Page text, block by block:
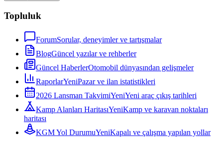
Topluluk
ForumSorular, deneyimler ve tartışmalar
BlogGüncel yazılar ve rehberler
Güncel HaberlerOtomobil dünyasından gelişmeler
RaporlarYeniPazar ve ilan istatistikleri
2026 Lansman TakvimiYeniYeni araç çıkış tarihleri
Kamp Alanları HaritasıYeniKamp ve karavan noktaları
haritası
KGM Yol DurumuYeniKapalı ve çalışma yapılan yollar